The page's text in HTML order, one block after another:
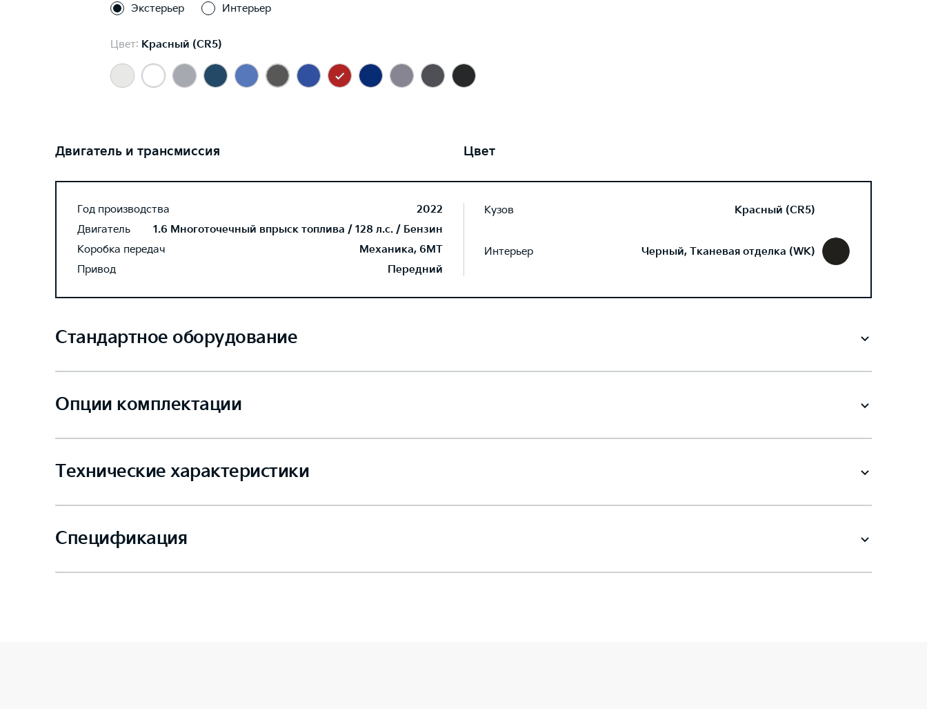
Экстерьер Интерьер
Цвет: Красный (CR5)
Двигатель и трансмиссия
Год производства
2022
Двигатель
1.6 Многоточечный впрыск топлива / 128 л.с. / Бензин
Коробка передач
Механика, 6MT
Привод
Передний
Цвет
Кузов Красный (CR5)
Интерьер Черный, Тканевая отделка (WK)
Стандартное оборудование
Опции комплектации
Технические характеристики
Спецификация